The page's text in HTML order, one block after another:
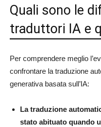
Quali sono le
traduttori IA e
Per comprendere meglio
confrontare la traduzione
generativa basata sull’IA:
La traduzione
stato abituato quando